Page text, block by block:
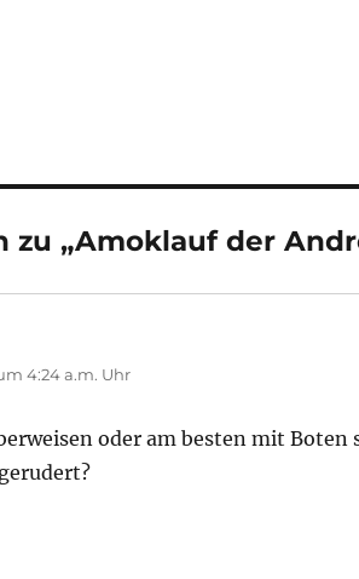
zu „Amoklauf der
4:24 a.m. Uhr
oder am besten mit Boten